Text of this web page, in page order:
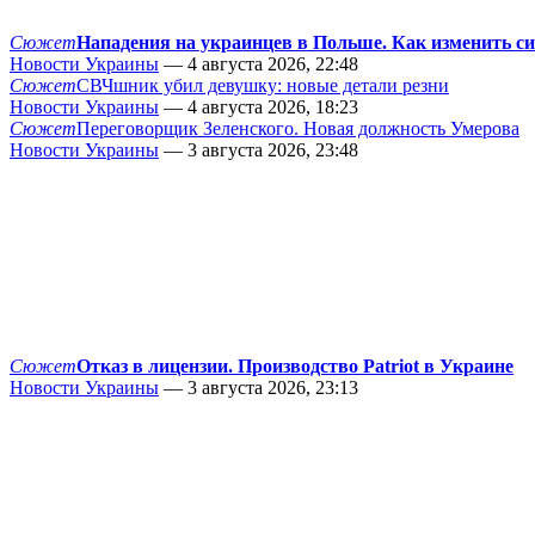
СюжетНападения на украинцев в Польше. Как изменить
Новости Украины — 4 августа 2026, 22:48
СюжетСВЧшник убил девушку: новые детали резни
Новости Украины — 4 августа 2026, 18:23
СюжетПереговорщик Зеленского. Новая должность Умерова
Новости Украины — 3 августа 2026, 23:48
СюжетОтказ в лицензии. Производство Patriot в Украине
Новости Украины — 3 августа 2026, 23:13